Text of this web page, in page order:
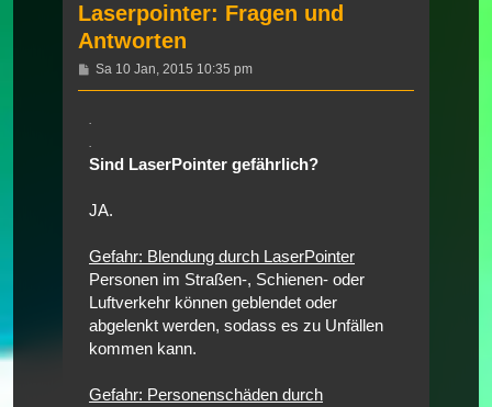
Laserpointer: Fragen und
Antworten
Beitrag
Sa 10 Jan, 2015 10:35 pm
.
.
Sind LaserPointer gefährlich?
JA.
Gefahr: Blendung durch LaserPointer
Personen im Straßen-, Schienen- oder
Luftverkehr können geblendet oder
abgelenkt werden, sodass es zu Unfällen
kommen kann.
Gefahr: Personenschäden durch